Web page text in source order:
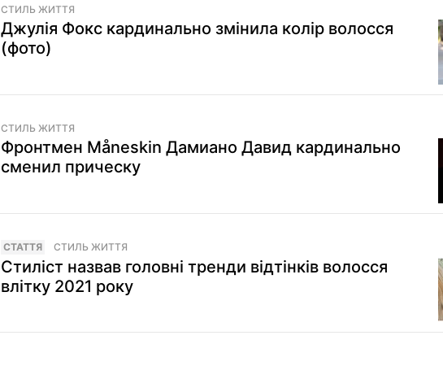
СТИЛЬ ЖИТТЯ
Джулія Фокс кардинально змінила колір волосся
(фото)
СТИЛЬ ЖИТТЯ
Фронтмен Måneskin Дамиано Давид кардинально
сменил прическу
СТАТТЯ СТИЛЬ ЖИТТЯ
Стиліст назвав головні тренди відтінків волосся
влітку 2021 року